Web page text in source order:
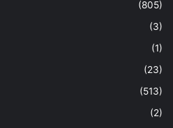
(805)
(3)
(1)
(23)
(513)
(2)